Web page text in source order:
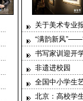
杨明光 戚好生
关于美术专业
书写家训迎开
非遗进校园
北京：高校学